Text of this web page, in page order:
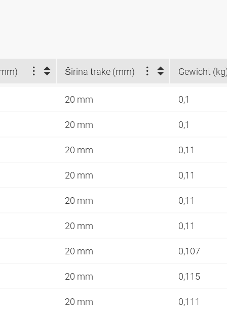
Širina trake (mm) Gewicht
20 mm 0,1
20 mm 0,1
20 mm 0,11
20 mm 0,11
20 mm 0,11
20 mm 0,11
20 mm 0,107
20 mm 0,115
20 mm 0,111